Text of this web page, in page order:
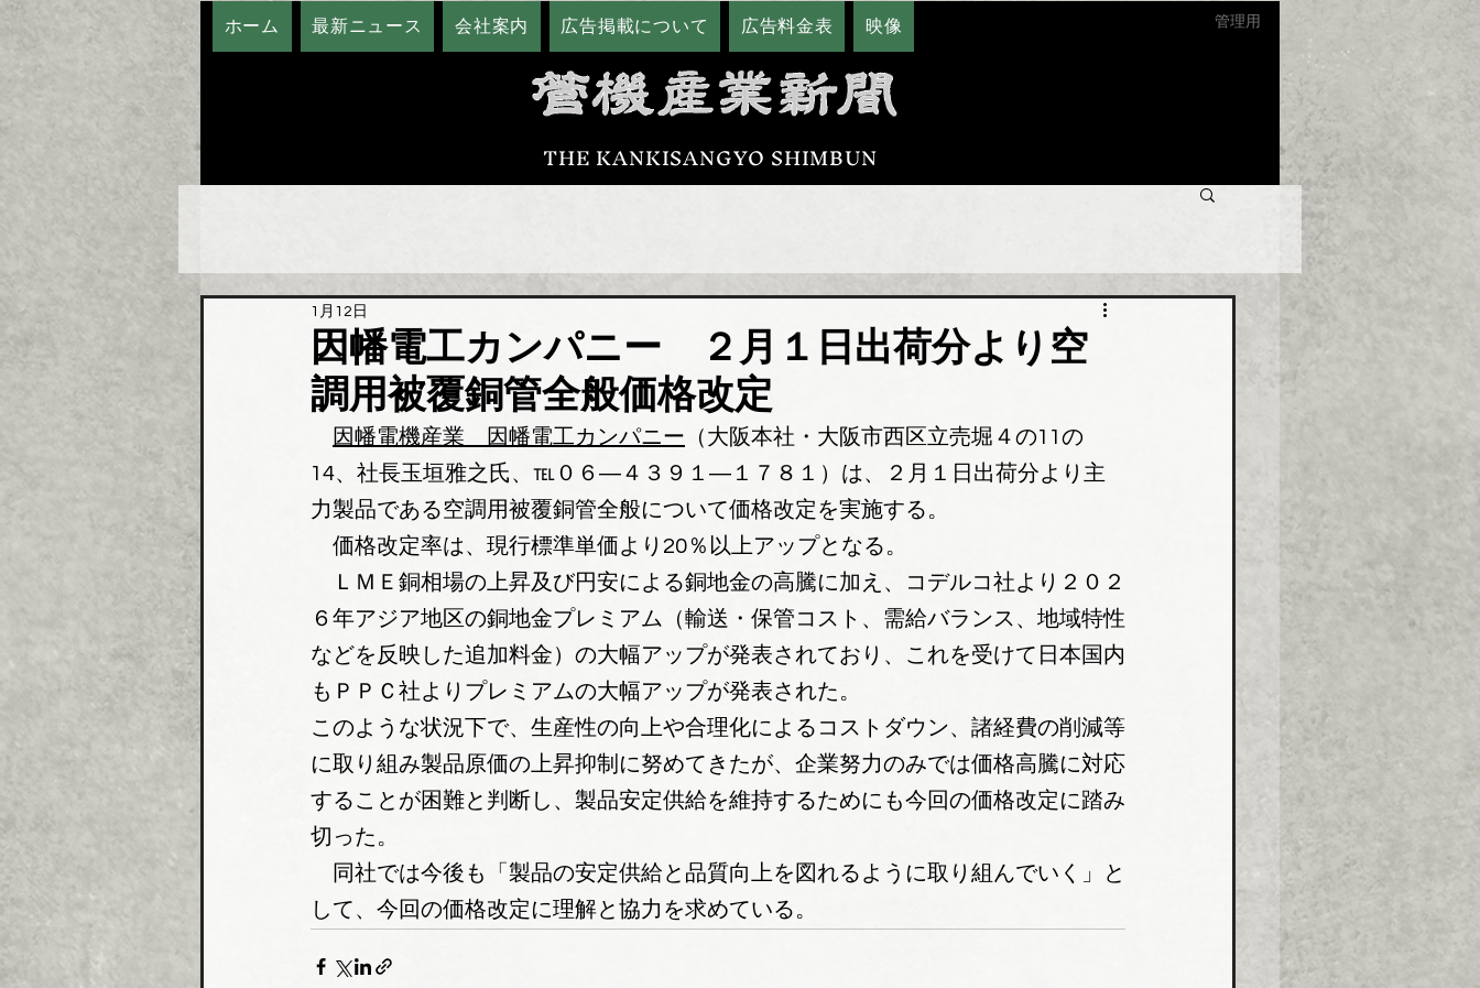
ホーム 最新ニュース 会社案内 広告掲載について 広告料金表 映像
THE KANKISANGYO SHIMBUN
管理用
因幡電工カンパニー ２月１日出荷分より空
調用被覆銅管全般価格改定
1月12日
因幡電機産業　因幡電工カンパニー （大阪本社・大阪市西区立売堀４の11の
14、社長玉垣雅之氏、℡０６―４３９１―１７８１）は、２月１日出荷分より主
力製品である空調用被覆銅管全般について価格改定を実施する。
価格改定率は、現行標準単価より20％以上アップとなる。
ＬＭＥ銅相場の上昇及び円安による銅地金の高騰に加え、コデルコ社より２０２
６年アジア地区の銅地金プレミアム（輸送・保管コスト、需給バランス、地域特性
などを反映した追加料金）の大幅アップが発表されており、これを受けて日本国内
もＰＰＣ社よりプレミアムの大幅アップが発表された。
このような状況下で、生産性の向上や合理化によるコストダウン、諸経費の削減等
に取り組み製品原価の上昇抑制に努めてきたが、企業努力のみでは価格高騰に対応
することが困難と判断し、製品安定供給を維持するためにも今回の価格改定に踏み
切った。
同社では今後も「製品の安定供給と品質向上を図れるように取り組んでいく」と
して、今回の価格改定に理解と協力を求めている。